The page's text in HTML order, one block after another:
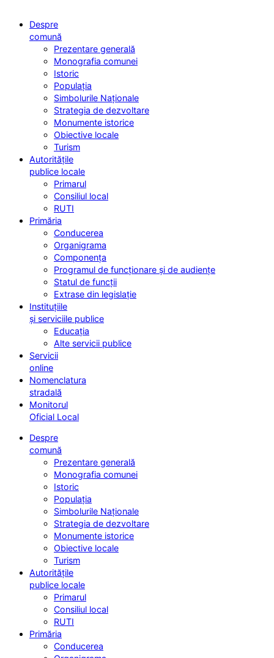
Despre
comună
Prezentare generală
Monografia comunei
Istoric
Populația
Simbolurile Naționale
Strategia de dezvoltare
Monumente istorice
Obiective locale
Turism
Autoritățile
publice locale
Primarul
Consiliul local
RUTI
Primăria
Conducerea
Organigrama
Componența
Programul de funcționare și de audiențe
Statul de funcții
Extrase din legislație
Instituțiile
și serviciile publice
Educația
Alte servicii publice
Servicii
online
Nomenclatura
stradală
Monitorul
Oficial Local
Despre
comună
Prezentare generală
Monografia comunei
Istoric
Populația
Simbolurile Naționale
Strategia de dezvoltare
Monumente istorice
Obiective locale
Turism
Autoritățile
publice locale
Primarul
Consiliul local
RUTI
Primăria
Conducerea